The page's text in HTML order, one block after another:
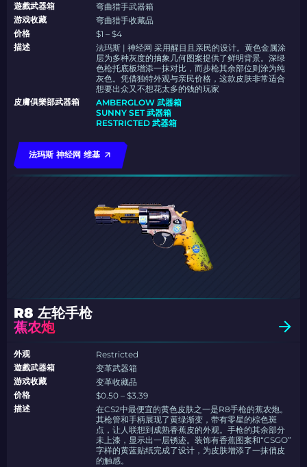
遊戲武器箱
弯曲猎手武器箱
游戏收藏
弯曲猎手收藏品
价格
$1 – $4
描述
法玛斯 | 神经网 采用醒目且亲民的设计。黄色金属涂
层为多种灰度的抽象几何图案提供了鲜明背景。深绿
色枪托底板增添一抹对比，而步枪其余部位则涂为纯
灰色。凭借独特外观与亲民价格，这款皮肤非常适合
想要出众又不想花太多的钱的玩家
皮膚俱樂部武器箱
AMBERGLOW 武器箱
SUNNY SET 武器箱
RESTRICTED 武器箱
法玛斯 神经网 维基
R8 左轮手枪
蕉农炮
外观
Restricted
遊戲武器箱
变革武器箱
游戏收藏
变革收藏品
价格
$0.50 – $3.39
描述
在CS2中最便宜的黄色皮肤之一是R8手枪的蕉农炮。
其枪管和手柄展现了黄绿渐变，带有零星的棕色斑
点，让人联想到成熟香蕉皮的外观。手枪的其余部分
未上漆，显示出一层锈迹。装饰有香蕉图案和“CSGO”
字样的黄蓝贴纸完成了设计，为皮肤增添了一抹俏皮
的触感。